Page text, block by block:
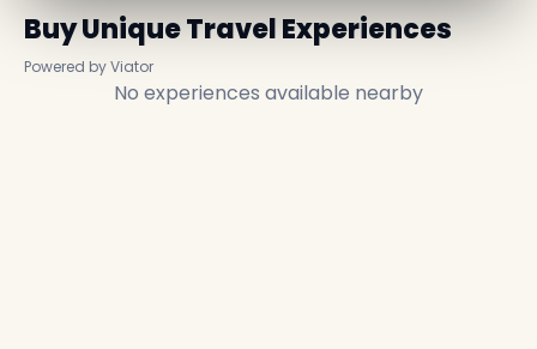
Buy Unique Travel Experiences
Powered by Viator
No experiences available nearby